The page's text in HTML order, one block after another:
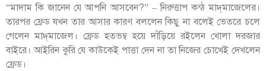
“মাদাম কি জানেন যে আপনি আসবেন?” – নিরুত্তাপ কন্ঠ মাদ্‌মাজেলের।
তারপর ফ্রেড যখন তার আসার কারণ বললেন কিছু না বলেই ভেতরে চলে
গেলেন মাদ্‌মাজেল। ফ্রেড হতভম্ব হয়ে দাঁড়িয়ে রইলেন খোলা দরজার
বাইরে। আইরিন কুরি যে কাউকেই পাত্তা দেন না তা নিজের চোখেই দেখলেন
ফ্রেড।